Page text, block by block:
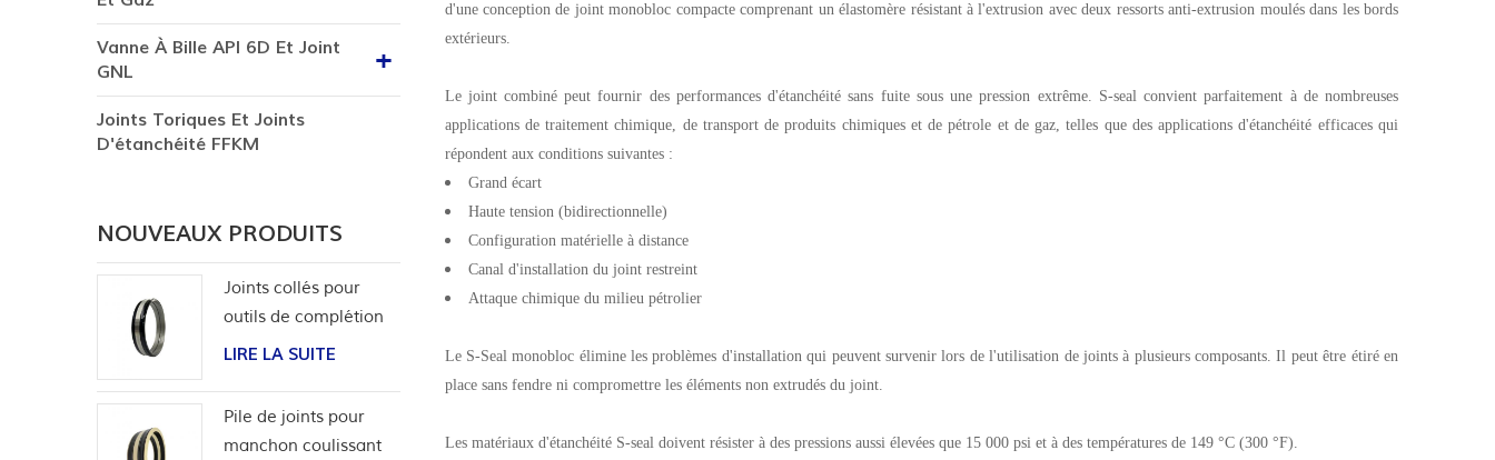
d'une conception de joint monobloc compacte comprenant un élastomère résistant à l'extrusion avec deux ressorts anti-extrusion moulés dans les bords
extérieurs.
Le joint combiné peut fournir des performances d'étanchéité sans fuite sous une pression extrême. S-seal convient parfaitement à de nombreuses
applications de traitement chimique, de transport de produits chimiques et de pétrole et de gaz, telles que des applications d'étanchéité efficaces qui
répondent aux conditions suivantes :
Grand écart
Haute tension (bidirectionnelle)
Configuration matérielle à distance
Canal d'installation du joint restreint
Attaque chimique du milieu pétrolier
Le S-Seal monobloc élimine les problèmes d'installation qui peuvent survenir lors de l'utilisation de joints à plusieurs composants. Il peut être étiré en
place sans fendre ni compromettre les éléments non extrudés du joint.
Les matériaux d'étanchéité S-seal doivent résister à des pressions aussi élevées que 15 000 psi et à des températures de 149 °C (300 °F).
Vanne À Bille API 6D Et Joint
GNL
Joints Toriques Et Joints
D'étanchéité FFKM
NOUVEAUX PRODUITS
Joints collés pour
outils de complétion
LIRE LA SUITE
Pile de joints pour
manchon coulissant